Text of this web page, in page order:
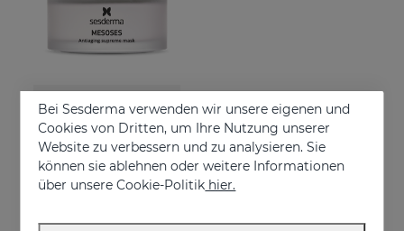
In den Warenkorb
MESOSES Mask
Supreme Anti-ageing Mask
€ 50,95
Bei Sesderma verwenden wir unsere eigenen und
Cookies von Dritten, um Ihre Nutzung unserer
Website zu verbessern und zu analysieren. Sie
können sie ablehnen oder weitere Informationen
über unsere Cookie-Politik hier.